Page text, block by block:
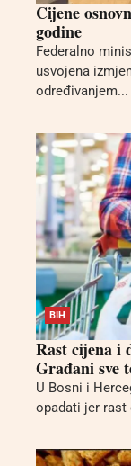
Cijene
godine
Federalno
usvojena
određivanjem...
BIH
Rast cijena i
Građani sve
U Bosni i
opadati jer rast